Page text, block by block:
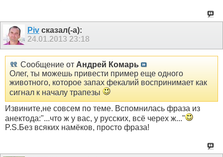
Piv сказал(-а):
24.01.2013 23:18
Сообщение от Андрей Комарь
Олег, ты можешь привести пример еще одного
животного, которое запах фекалий воспринимает как
сигнал к началу трапезы
Извините,не совсем по теме. Вспомнилась фраза из
анектода:"...что ж у вас, у русских, всё черех ж..."
P.S.Без всяких намёков, просто фраза!